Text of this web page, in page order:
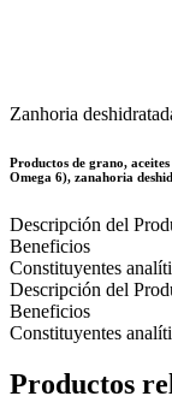
Zanhoria
Productos de grano,
Omega 6), zanahoria
Descripción del
Beneficios
Constituyentes
Descripción del
Beneficios
Constituyentes
Productos